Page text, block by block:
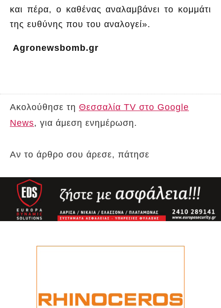
και πέρα, ο καθένας αναλαμβάνει το κομμάτι
της ευθύνης που του αναλογεί».
Agronewsbomb.gr
Ακολούθησε τη Θεσσαλία TV στο Google
News, για άμεση ενημέρωση.
Αν το άρθρο σου άρεσε, πάτησε